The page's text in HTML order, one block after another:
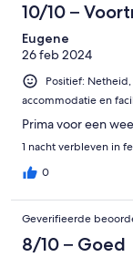
10/10 –
Eugene
26 feb 2024
Positief:
accommodatie en
Prima voor een
1 nacht verbleven in
0
Geverifieerde
8/10 – Goed